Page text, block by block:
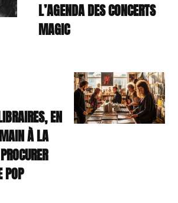
L’AGENDA DES CONCERTS
MAGIC
EN
À LA
POP